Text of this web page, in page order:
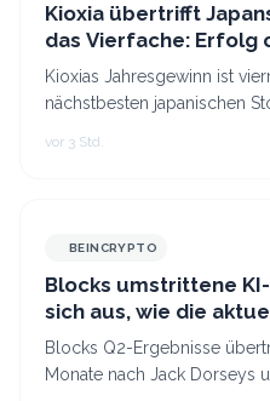
Kioxia übertrifft
das Vierfache: Erfolg
Kioxias Jahresgewinn ist
nächstbesten japanischen
Kursrückgang von 10 % wirft
vor 3 Std.
BEINCRYPTO
Blocks umstrittene
sich aus, wie die
Blocks Q2-Ergebnisse
Monate nach Jack Dorseys